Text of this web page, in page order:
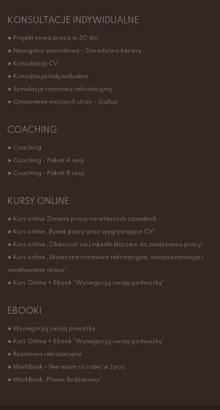
KONSULTACJE INDYWIDUALNE
➤ Projekt nowa praca w 30 dni
➤ Nawigator zawodowy – Doradztwo kariery
➤ Konsultacja CV
➤ Konsultacja Indywidualna
➤ Symulacja rozmowy rekrutacyjnej
➤ Omówienie mocnych stron – Gallup
COACHING
➤ Coaching
➤ Coaching - Pakiet 4 sesji
➤ Coaching - Pakiet 8 sesji
KURSY ONLINE
➤ Kurs online Zmiana pracy na własnych zasadach
➤ Kurs online „Rynek pracy oraz wygrywające CV”
➤ Kurs online „Obecność na LinkedIn kluczem do znalezienia pracy”
➤ Kurs online „Skuteczna rozmowa rekrutacyjna, autoprezentacja i
niwelowanie stresu”
➤ Kurs Online + Ebook “Wynegocjuj swoją podwyżkę”
EBOOKI
➤ Wynegocjuj swoją powyżkę
➤ Kurs Online + Ebook “Wynegocjuj swoją podwyżkę”
➤ Rozmowa rekrutacyjna
➤ WorkBook – Nie wiem co robić w życiu
➤ WorkBook „Planer Budżetowy”